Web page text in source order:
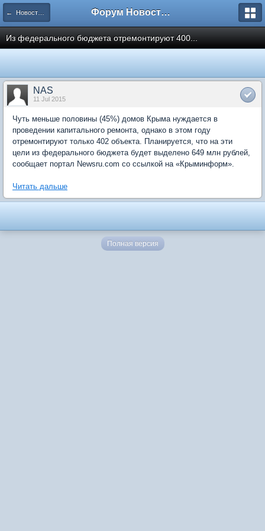
← Новости рынка недвижимости Форум Новостройки
Из федерального бюджета отремонтируют 400...
NAS
11 Jul 2015
Чуть меньше половины (45%) домов Крыма нуждается в
проведении капитального ремонта, однако в этом году
отремонтируют только 402 объекта. Планируется, что на эти
цели из федерального бюджета будет выделено 649 млн рублей,
сообщает портал Newsru.com со ссылкой на «Крыминформ».
Читать дальше
Полная версия